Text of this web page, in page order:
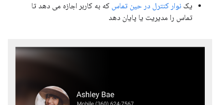
یک نوار کنترل در حین تماس که به کاربر اجازه می دهد تا
تماس را مدیریت یا پایان دهد